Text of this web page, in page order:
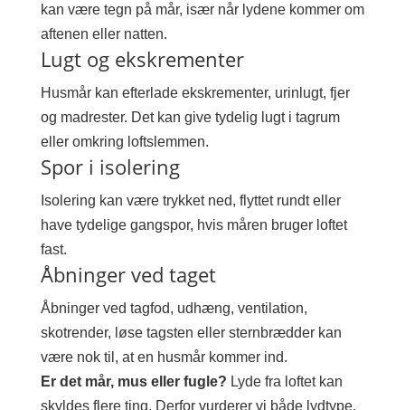
kan være tegn på mår, især når lydene kommer om
aftenen eller natten.
Lugt og ekskrementer
Husmår kan efterlade ekskrementer, urinlugt, fjer
og madrester. Det kan give tydelig lugt i tagrum
eller omkring loftslemmen.
Spor i isolering
Isolering kan være trykket ned, flyttet rundt eller
have tydelige gangspor, hvis måren bruger loftet
fast.
Åbninger ved taget
Åbninger ved tagfod, udhæng, ventilation,
skotrender, løse tagsten eller sternbrædder kan
være nok til, at en husmår kommer ind.
Er det mår, mus eller fugle? Lyde fra loftet kan
skyldes flere ting. Derfor vurderer vi både lydtype,